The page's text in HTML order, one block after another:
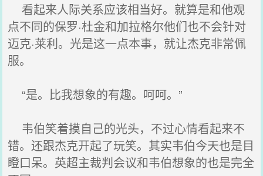
看起来人际关系应该相当好。就算是和他观
点不同的保罗·杜金和加拉格尔他们也不会针对
迈克·莱利。光是这一点本事，就让杰克非常佩
服。
“是。比我想象的有趣。呵呵。”
韦伯笑着摸自己的光头，不过心情看起来不
错。还跟杰克开起了玩笑。其实韦伯今天也是目
瞪口呆。英超主裁判会议和韦伯想象的也是完全